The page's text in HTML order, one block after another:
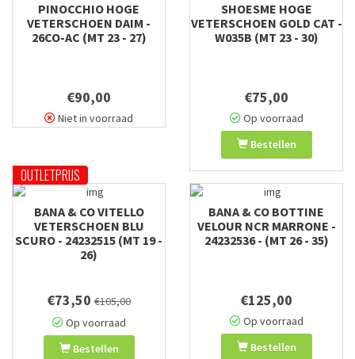
PINOCCHIO HOGE
VETERSCHOEN DAIM -
26CO-AC (MT 23 - 27)
€90,00
Niet in voorraad
SHOESME HOGE
VETERSCHOEN GOLD CAT -
W035B (MT 23 - 30)
€75,00
Op voorraad
Bestellen
OUTLETPRIJS
BANA & CO VITELLO
VETERSCHOEN BLU
SCURO - 24232515 (MT 19 -
26)
€73,50 €105,00
Op voorraad
Bestellen
BANA & CO BOTTINE
VELOUR NCR MARRONE -
24232536 - (MT 26 - 35)
€125,00
Op voorraad
Bestellen